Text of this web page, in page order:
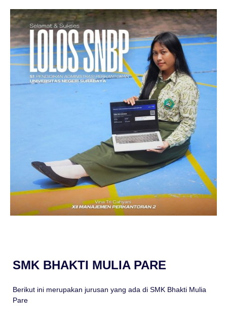
SMK BHAKTI MULIA PARE
Berikut ini merupakan jurusan yang ada di SMK Bhakti Mulia
Pare